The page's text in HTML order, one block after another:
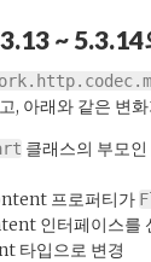
~ 5.3.14
, 아래와 같은 변
클래스의 부모인
프로퍼티가
인터페이스를
타입으로 변경